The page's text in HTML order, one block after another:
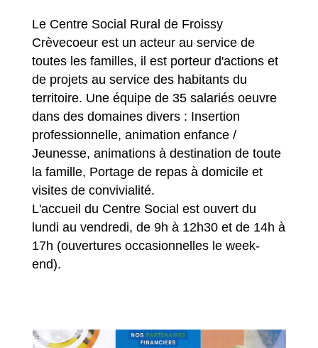
Le Centre Social Rural de Froissy
Crèvecoeur est un acteur au service de
toutes les familles, il est porteur d'actions et
de projets au service des habitants du
territoire. Une équipe de 35 salariés oeuvre
dans des domaines divers : Insertion
professionnelle, animation enfance /
Jeunesse, animations à destination de toute
la famille, Portage de repas à domicile et
visites de convivialité.
L'accueil du Centre Social est ouvert du
lundi au vendredi, de 9h à 12h30 et de 14h à
17h (ouvertures occasionnelles le week-
end).